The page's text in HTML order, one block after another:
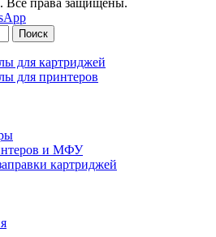
права защищены.
Поиск
для картриджей
для принтеров
и МФУ
картриджей